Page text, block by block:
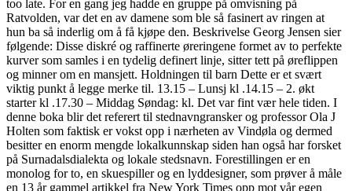
too late. For en gang jeg hadde en gruppe på omvisning på
Ratvolden, var det en av damene som ble så fasinert av ringen at
hun ba så inderlig om å få kjøpe den. Beskrivelse Georg Jensen sier
følgende: Disse diskré og raffinerte øreringene formet av to perfekte
kurver som samles i en tydelig definert linje, sitter tett på øreflippen
og minner om en mansjett. Holdningen til barn Dette er et svært
viktig punkt å legge merke til. 13.15 – Lunsj kl .14.15 – 2. økt
starter kl .17.30 – Middag Søndag: kl. Det var fint vær hele tiden. I
denne boka blir det referert til stednavngransker og professor Ola J
Holten som faktisk er vokst opp i nærheten av Vindøla og dermed
besitter en enorm mengde lokalkunnskap siden han også har forsket
på Surnadalsdialekta og lokale stedsnavn. Forestillingen er en
monolog for to, en skuespiller og en lyddesigner, som prøver å måle
en 13 år gammel artikkel fra New York Times opp mot vår egen